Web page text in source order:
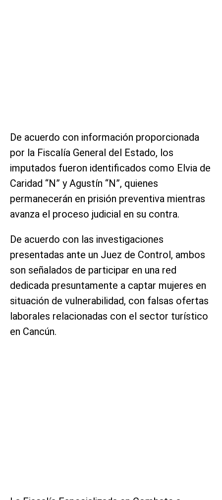
De acuerdo con información proporcionada
por la Fiscalía General del Estado, los
imputados fueron identificados como Elvia de
Caridad “N” y Agustín “N”, quienes
permanecerán en prisión preventiva mientras
avanza el proceso judicial en su contra.
De acuerdo con las investigaciones
presentadas ante un Juez de Control, ambos
son señalados de participar en una red
dedicada presuntamente a captar mujeres en
situación de vulnerabilidad, con falsas ofertas
laborales relacionadas con el sector turístico
en Cancún.